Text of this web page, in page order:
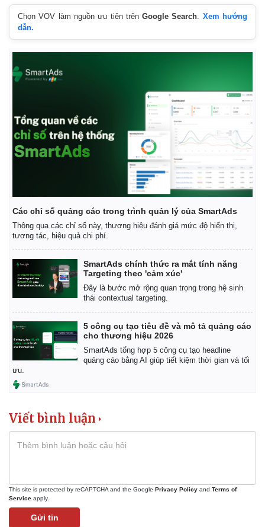
Chọn VOV làm nguồn ưu tiên trênGoogle Search. Xem hướng
dẫn.
Các chỉ số quảng cáo trong trình quản lý của SmartAds
Thông qua các chỉ số này, thương hiệu đánh giá mức độ hiển thị,
tương tác, hiệu quả chi phí.
SmartAds chính thức ra mắt tính năng
Targeting theo 'cảm xúc'
Đây là bước mở rộng quan trọng trong hệ sinh
thái contextual targeting.
5 công cụ tạo tiêu đề và mô tả quảng cáo
cho thương hiệu 2026
SmartAds tổng hợp 5 công cụ tạo headline
quảng cáo bằng AI giúp tiết kiệm thời gian và tối
ưu.
Viết bình luận
This site is protected by reCAPTCHA and the Google Privacy Policy and Terms of
Service apply.
Gửi tin